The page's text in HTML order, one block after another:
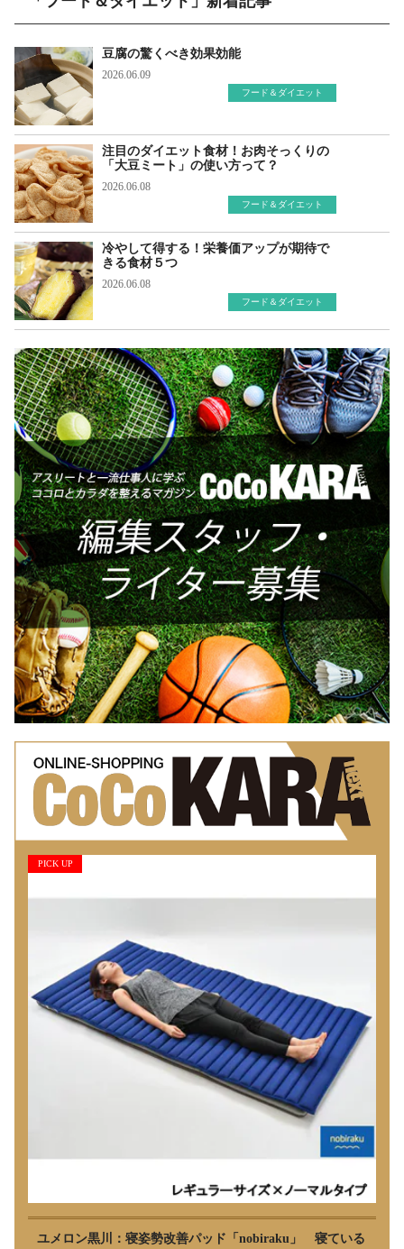
豆腐の驚くべき効果効能
2026.06.09
フード＆ダイエット
注目のダイエット食材！お肉そっくりの
「大豆ミート」の使い方って？
2026.06.08
フード＆ダイエット
冷やして得する！栄養価アップが期待で
きる食材５つ
2026.06.08
フード＆ダイエット
PICK UP
ユメロン黒川：寝姿勢改善パッド「nobiraku」 寝ている